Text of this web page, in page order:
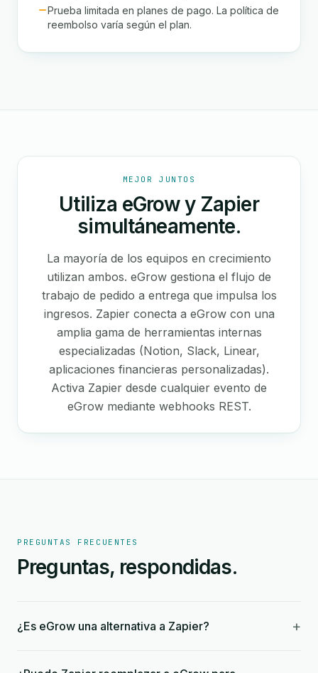
Prueba limitada en planes de pago. La política de
reembolso varía según el plan.
MEJOR JUNTOS
Utiliza eGrow y Zapier
simultáneamente.
La mayoría de los equipos en crecimiento
utilizan ambos. eGrow gestiona el flujo de
trabajo de pedido a entrega que impulsa los
ingresos. Zapier conecta a eGrow con una
amplia gama de herramientas internas
especializadas (Notion, Slack, Linear,
aplicaciones financieras personalizadas).
Activa Zapier desde cualquier evento de
eGrow mediante webhooks REST.
PREGUNTAS FRECUENTES
Preguntas, respondidas.
¿Es eGrow una alternativa a Zapier? +